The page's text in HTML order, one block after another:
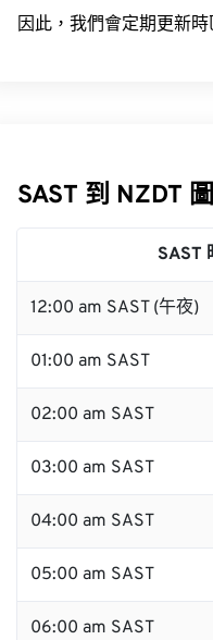
因此，我們會定期更新
SAST 到 NZDT
SAST
12:00 am SAST (午夜)
01:00 am SAST
02:00 am SAST
03:00 am SAST
04:00 am SAST
05:00 am SAST
06:00 am SAST